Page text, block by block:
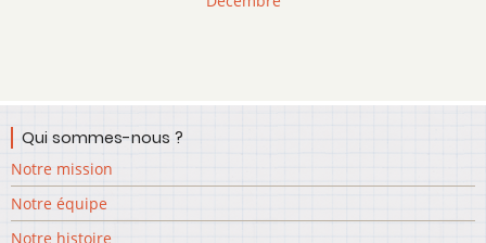
Qui sommes-nous ?
Notre mission
Notre équipe
Notre histoire